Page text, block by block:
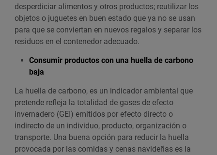
desperdiciar alimentos y otros productos; reutilizar los
objetos o juguetes en buen estado que ya no se usan
para que se conviertan en nuevos regalos y separar los
residuos en el contenedor adecuado.
Consumir productos con una huella de carbono
baja
La huella de carbono, es un indicador ambiental que
pretende refleja la totalidad de gases de efecto
invernadero (GEI) emitidos por efecto directo o
indirecto de un individuo, producto, organización o
transporte. Una buena opción para reducir la huella
provocada por las comidas y cenas navideñas es la